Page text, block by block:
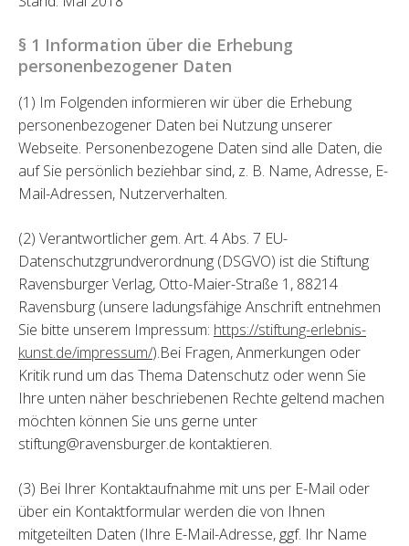
§ 1 Information über die Erhebung
personenbezogener Daten
(1) Im Folgenden informieren wir über die Erhebung
personenbezogener Daten bei Nutzung unserer
Webseite. Personenbezogene Daten sind alle Daten, die
auf Sie persönlich beziehbar sind, z. B. Name, Adresse, E-
Mail-Adressen, Nutzerverhalten.
(2) Verantwortlicher gem. Art. 4 Abs. 7 EU-
Datenschutzgrundverordnung (DSGVO) ist die Stiftung
Ravensburger Verlag, Otto-Maier-Straße 1, 88214
Ravensburg (unsere ladungsfähige Anschrift entnehmen
Sie bitte unserem Impressum: https://stiftung-erlebnis-
kunst.de/impressum/).Bei Fragen, Anmerkungen oder
Kritik rund um das Thema Datenschutz oder wenn Sie
Ihre unten näher beschriebenen Rechte geltend machen
möchten können Sie uns gerne unter
stiftung@ravensburger.de kontaktieren.
(3) Bei Ihrer Kontaktaufnahme mit uns per E-Mail oder
über ein Kontaktformular werden die von Ihnen
mitgeteilten Daten (Ihre E-Mail-Adresse, ggf. Ihr Name